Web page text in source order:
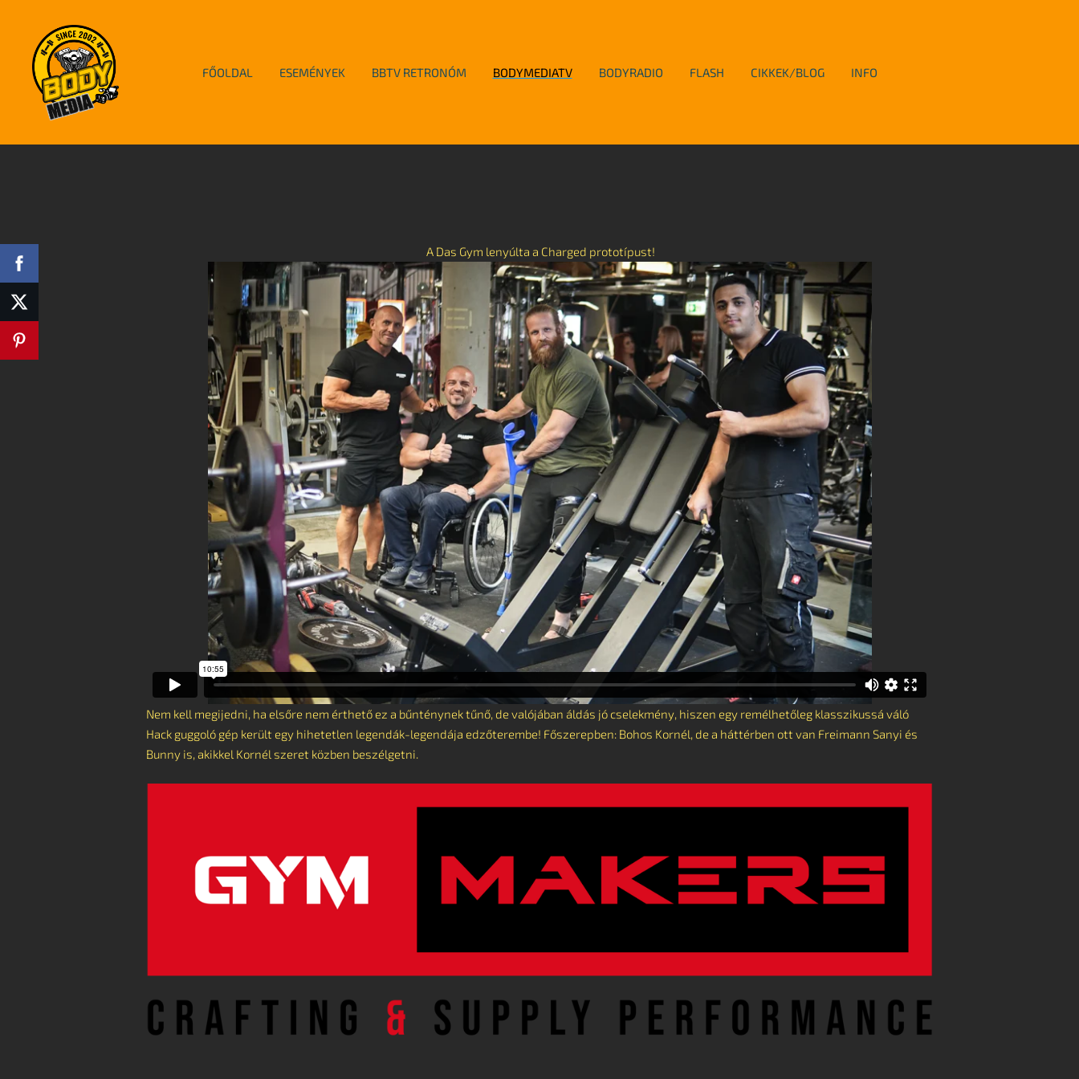
FŐOLDAL ESEMÉNYEK BBTV RETRONÓM BODYMEDIATV BODYRADIO FLASH CIKKEK/BLOG INFO
A Das Gym lenyúlta a Charged prototípust!
Nem kell megijedni, ha elsőre nem érthető ez a bűnténynek tűnő, de valójában áldás jó cselekmény, hiszen egy remélhetőleg klasszikussá váló
Hack guggoló gép került egy hihetetlen legendák-legendája edzőterembe! Főszerepben: Bohos Kornél, de a háttérben ott van Freimann Sanyi és
Bunny is, akikkel Kornél szeret közben beszélgetni.